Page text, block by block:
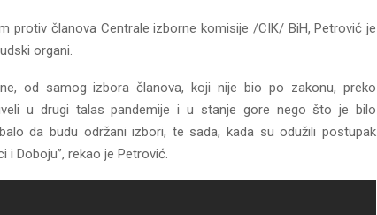
protiv članova Centrale izborne komisije /CIK/ BiH, Petrović je
organi.
od samog izbora članova, koji nije bio po zakonu, preko
u drugi talas pandemije i u stanje gore nego što je bilo
da budu održani izbori, te sada, kada su odužili postupak
i Doboju”, rekao je Petrović.